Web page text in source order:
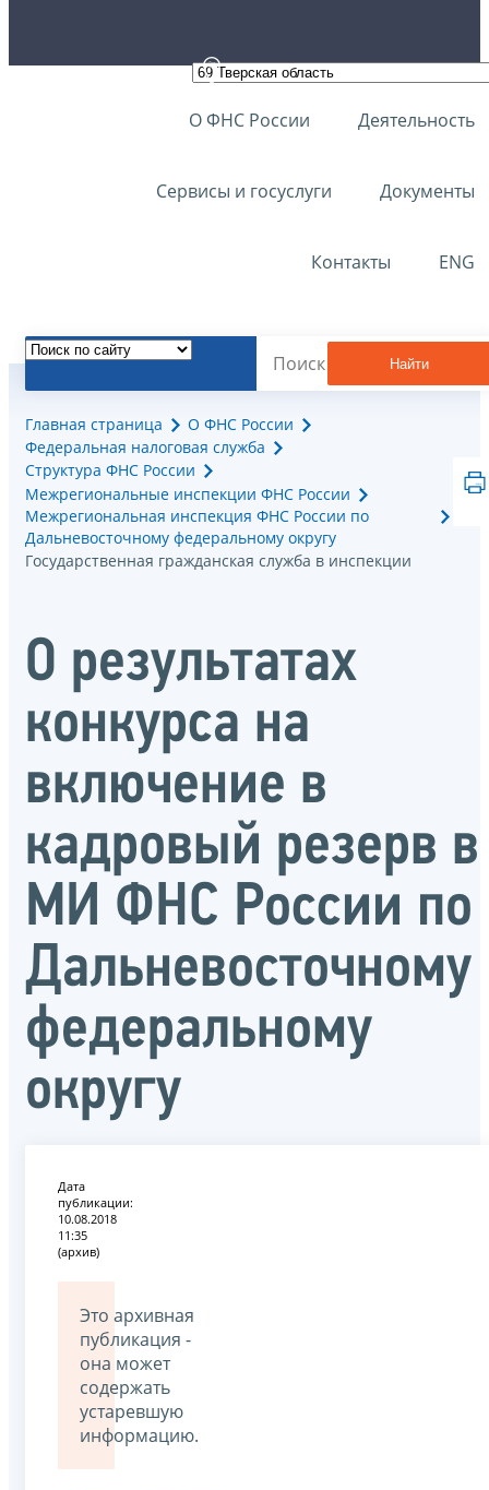
О ФНС России Деятельность
Сервисы и госуслуги Документы
Контакты ENG
Найти
Главная страница
О ФНС России
Федеральная налоговая служба
Структура ФНС России
Межрегиональные инспекции ФНС России
Межрегиональная инспекция ФНС России по
Дальневосточному федеральному округу
Государственная гражданская служба в инспекции
О результатах
конкурса на
включение в
кадровый резерв в
МИ ФНС России по
Дальневосточному
федеральному
округу
Дата
публикации:
10.08.2018
11:35
(архив)
Это архивная
публикация -
она может
содержать
устаревшую
информацию.